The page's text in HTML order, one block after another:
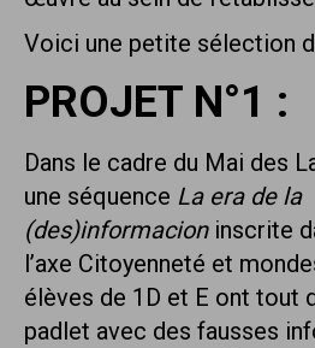
Voici une petite sélection
PROJET N°1 :
Dans le cadre du Mai des
une séquence La era de la
(des)informacioninscrite
l’axe Citoyenneté et
élèves de 1D et E ont tout
padlet avec des fausses